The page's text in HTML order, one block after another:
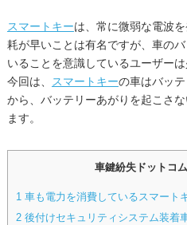
スマートキーは、常に微弱な電波
耗が早いことは有名ですが、車の
いることを意識しているユーザー
今回は、
スマートキーの車はバッ
から、バッテリーあがりを起こさ
ます。
車鍵紛失ドットコ
1車も電力を消費しているスマート
2後付けセキュリティシステム装着